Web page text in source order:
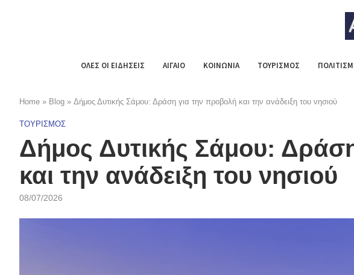
ΟΛΕΣ ΟΙ ΕΙΔΗΣΕΙΣ ΑΙΓΑΙΟ ΚΟΙΝΩΝΙΑ ΤΟΥΡΙΣΜΟΣ
Home » Blog » Δήμος Δυτικής Σάμου: Δράση για την προβολή και την ανάδειξη του νησιού
ΤΟΥΡΙΣΜΟΣ
Δήμος Δυτικής Σάμου:
και την ανάδειξη του νησιού
08/07/2026